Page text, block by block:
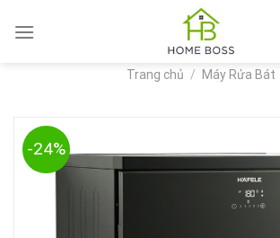
Trang chủ / Máy Rửa Bát
-24%